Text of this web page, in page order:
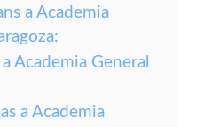
a Academia
Academia General
a Academia